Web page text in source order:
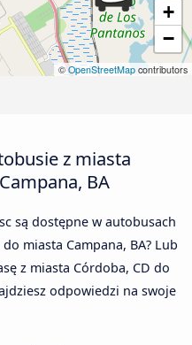
+
−
©OpenStreetMap contributors
z miasta
BA
są dostępne w autobusach
miasta Campana, BA? Lub
z miasta Córdoba, CD do
odpowiedzi na swoje